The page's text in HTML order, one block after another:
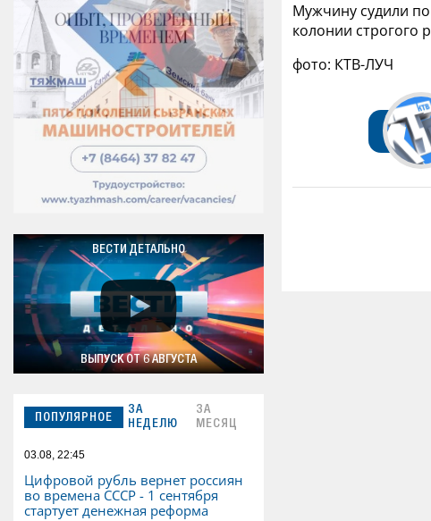
ВЕСТИ ДЕТАЛЬНО
ВЫПУСК ОТ 6 АВГУСТА
ПОПУЛЯРНОЕ
ЗА
НЕДЕЛЮ
ЗА
МЕСЯЦ
03.08, 22:45
Цифровой рубль вернет россиян
во времена СССР - 1 сентября
стартует денежная реформа
Мужчину судили
колонии строгого
фото: КТВ-ЛУЧ